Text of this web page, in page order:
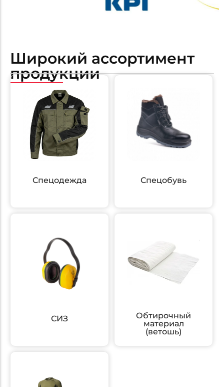
Широкий ассортимент
продукции
Спецодежда Спецобувь
СИЗ
Обтирочный
материал
(ветошь)